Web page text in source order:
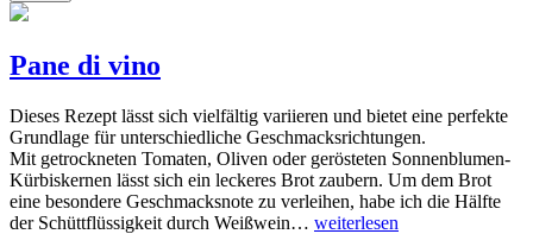
Pane di vino
Dieses Rezept lässt sich vielfältig variieren und bietet eine perfekte
Grundlage für unterschiedliche Geschmacksrichtungen.
Mit getrockneten Tomaten, Oliven oder gerösteten Sonnenblumen-
Kürbiskernen lässt sich ein leckeres Brot zaubern. Um dem Brot
eine besondere Geschmacksnote zu verleihen, habe ich die Hälfte
der Schüttflüssigkeit durch Weißwein… weiterlesen